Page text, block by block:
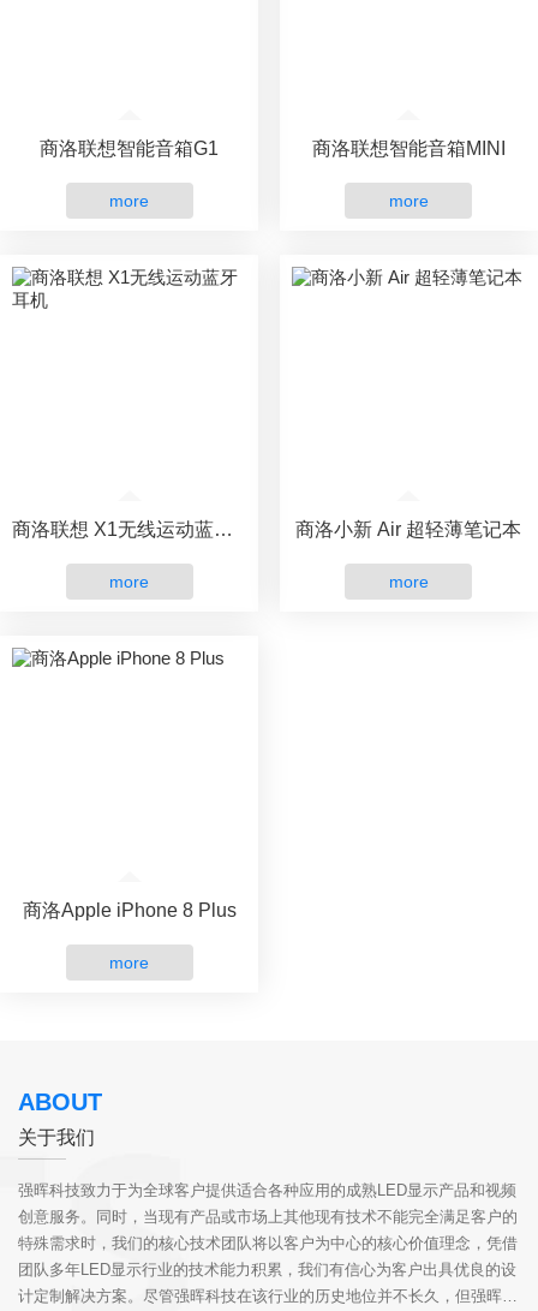
商洛联想智能音箱G1
more
商洛联想智能音箱MINI
more
商洛联想 X1无线运动蓝牙耳机
more
商洛小新 Air 超轻薄笔记本
more
商洛Apple iPhone 8 Plus
more
ABOUT
关于我们
强晖科技致力于为全球客户提供适合各种应用的成熟LED显示产品和视频
创意服务。同时，当现有产品或市场上其他现有技术不能完全满足客户的
特殊需求时，我们的核心技术团队将以客户为中心的核心价值理念，凭借
团队多年LED显示行业的技术能力积累，我们有信心为客户出具优良的设
计定制解决方案。尽管强晖科技在该行业的历史地位并不长久，但强晖科